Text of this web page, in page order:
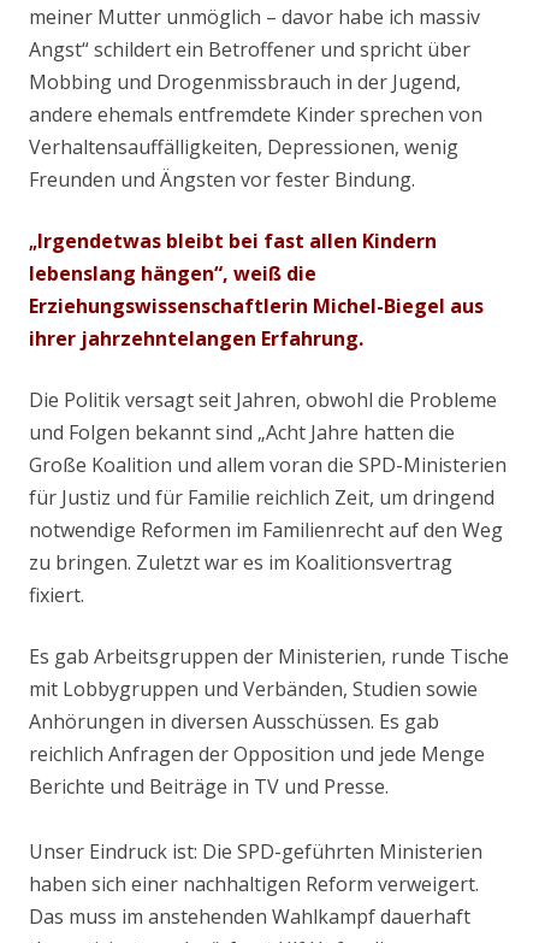
meiner Mutter unmöglich – davor habe ich massiv
Angst“ schildert ein Betroffener und spricht über
Mobbing und Drogenmissbrauch in der Jugend,
andere ehemals entfremdete Kinder sprechen von
Verhaltensauffälligkeiten, Depressionen, wenig
Freunden und Ängsten vor fester Bindung.
„Irgendetwas bleibt bei fast allen Kindern
lebenslang hängen“, weiß die
Erziehungswissenschaftlerin Michel-Biegel aus
ihrer jahrzehntelangen Erfahrung.
Die Politik versagt seit Jahren, obwohl die Probleme
und Folgen bekannt sind „Acht Jahre hatten die
Große Koalition und allem voran die SPD-Ministerien
für Justiz und für Familie reichlich Zeit, um dringend
notwendige Reformen im Familienrecht auf den Weg
zu bringen. Zuletzt war es im Koalitionsvertrag
fixiert.
Es gab Arbeitsgruppen der Ministerien, runde Tische
mit Lobbygruppen und Verbänden, Studien sowie
Anhörungen in diversen Ausschüssen. Es gab
reichlich Anfragen der Opposition und jede Menge
Berichte und Beiträge in TV und Presse.
Unser Eindruck ist: Die SPD-geführten Ministerien
haben sich einer nachhaltigen Reform verweigert.
Das muss im anstehenden Wahlkampf dauerhaft